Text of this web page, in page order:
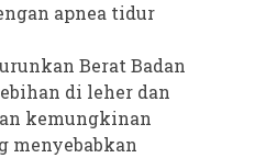
apnea tidur
Berat Badan
di leher dan
kemungkinan
menyebabkan